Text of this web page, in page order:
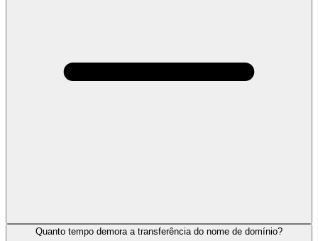
Quanto tempo demora a transferência do nome de domínio?